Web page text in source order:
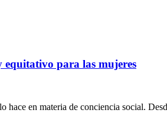
equitativo para las mujeres
en materia de conciencia social.